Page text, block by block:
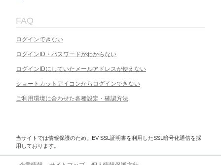
FAQ
ログインできない
ログインID・パスワードがわからない
ログインIDにしていたメールアドレスが使えない
ショートカットアイコンからログインできない
ご利用環境に合わせた各種設定・確認方法
当サイトでは情報保護のため、EV SSL証明書を利用したSSL暗号化通信を採
用しております。